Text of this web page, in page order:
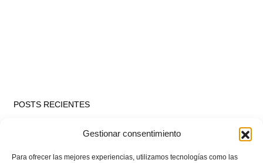
Gestionar consentimiento
Para ofrecer las mejores experiencias, utilizamos tecnologías como las
POSTS RECIENTES
Estos son los dos grupos y calendarios de Lliga